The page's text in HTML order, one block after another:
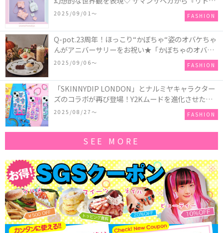
ツインスターズ』50周年アニバーサリーイヤー』を
2025/09/01〜 FASHION
Q-pot.23周年！ほっこり“かぼちゃ“姿のオバケちゃ
んがアニバーサリーをお祝い★「かぼちゃのオバケ
ーキアクセサリー」が新発売！Q-pot CAFE.では
「かぼちゃのオバケーキプレート」も登場
2025/09/06〜 FASHION
「SKINNYDIP LONDON」とナルミヤキャラクター
ズのコラボが再び登場！Y2Kムードを進化させた新
作コレクションを発売♪
2025/08/27〜 FASHION
SEE MORE